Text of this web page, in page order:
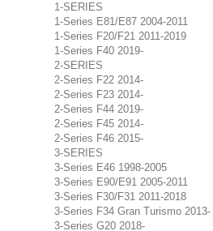
1-SERIES
1-Series E81/E87 2004-2011
1-Series F20/F21 2011-2019
1-Series F40 2019-
2-SERIES
2-Series F22 2014-
2-Series F23 2014-
2-Series F44 2019-
2-Series F45 2014-
2-Series F46 2015-
3-SERIES
3-Series E46 1998-2005
3-Series E90/E91 2005-2011
3-Series F30/F31 2011-2018
3-Series F34 Gran Turismo 2013-
3-Series G20 2018-